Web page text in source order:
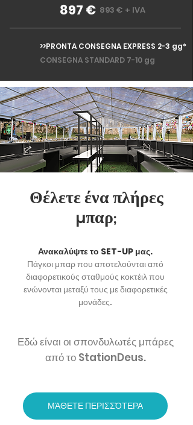
897 € 893 € + IVA
>>PRONTA CONSEGNA EXPRESS 2-3 gg*
CONSEGNA STANDARD 7-10 gg
Θέλετε ένα πλήρες
μπαρ;
Ανακαλύψτε το SET-UP μας.
Πάγκοι μπαρ που αποτελούνται από
διαφορετικούς σταθμούς κοκτέιλ που
ενώνονται μεταξύ τους με διαφορετικές
μονάδες.
Εδώ είναι οι σπονδυλωτές μπάρες
από το StationDeus.
ΜΆΘΕΤΕ ΠΕΡΙΣΣΌΤΕΡΑ